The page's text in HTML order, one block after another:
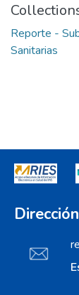
Reporte -
Sanitarias
Dirección